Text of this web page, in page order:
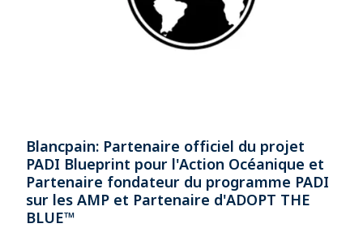
Blancpain: Partenaire officiel du projet
PADI Blueprint pour l'Action Océanique et
Partenaire fondateur du programme PADI
sur les AMP et Partenaire d'ADOPT THE
BLUE™​